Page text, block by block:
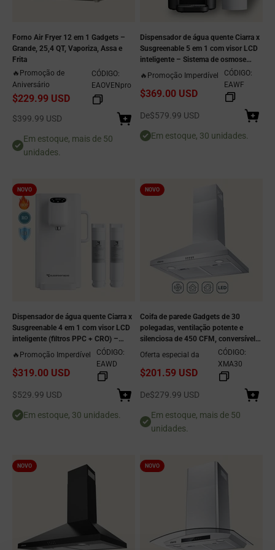
Forno Air Fryer 12 em 1 Gadgets –
Grande, 25,4 QT, Vaporiza, Assa e
Frita
🔥Promoção de
Aniversário
$229.99 USD
CÓDIGO:
EAOVENpro
Preço de venda
$399.99 USD
Em estoque, mais de 50
unidades.
Dispensador de água quente Ciarra x
Susgreenable 5 em 1 com visor LCD
inteligente – Sistema de osmose
reversa para bancada, aquecimento
instantâneo em 3 segundos, 4
configurações de temperatura,
reservatório de 4,2 litros e eficiência
ecológica de purificação de água 2:1.
🔥Promoção Imperdível
$369.00 USD
CÓDIGO:
EAWF
Preço de venda
De$579.99 USD
Em estoque, 30 unidades.
NOVO
Dispensador de água quente Ciarra x
Susgreenable 4 em 1 com visor LCD
inteligente (filtros PPC + CRO) –
Sistema de osmose reversa para
bancada, aquecimento instantâneo
em 3 segundos, 5 opções de
temperatura e eficiência ecológica de
purificação de água 3:1.
🔥Promoção Imperdível
$319.00 USD
CÓDIGO:
EAWD
Preço de venda
$529.99 USD
Em estoque, 30 unidades.
NOVO
Coifa de parede Gadgets de 30
polegadas, ventilação potente e
silenciosa de 450 CFM, conversível
para instalação com ou sem duto,
controle por botão, coifa de cozinha
em aço inoxidável
Oferta especial da
$201.59 USD
CÓDIGO:
XMA30
Preço de venda
De$279.99 USD
Em estoque, mais de 50
unidades.
NOVO NOVO